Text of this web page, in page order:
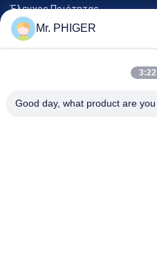
Έλεγχος Ποιότητας
Sitemap
Εκδηλώσεις
Mr. PHIGER
3:22
Good day, what product are